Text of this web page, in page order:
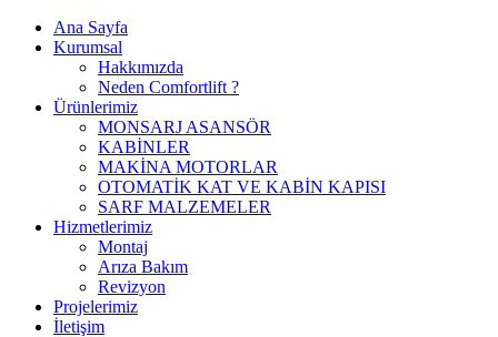
Ana Sayfa
Kurumsal
Hakkımızda
Neden Comfortlift ?
Ürünlerimiz
MONSARJ ASANSÖR
KABİNLER
MAKİNA MOTORLAR
OTOMATİK KAT VE KABİN KAPISI
SARF MALZEMELER
Hizmetlerimiz
Montaj
Arıza Bakım
Revizyon
Projelerimiz
İletişim